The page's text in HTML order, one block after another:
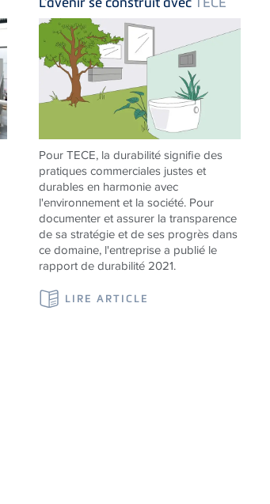
PourTECE, la durabilité signifie des
pratiques commerciales justes et
durables en harmonie avec
l'environnement et la société. Pour
documenter et assurer la transparence
de sa stratégie et de ses progrès dans
ce domaine, l'entreprise a publié le
rapport de durabilité 2021.
LIRE ARTICLE